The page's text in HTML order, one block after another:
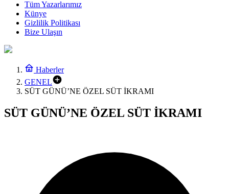
Tüm Yazarlarımız
Künye
Gizlilik Politikası
Bize Ulaşın
Haberler
GENEL
SÜT GÜNÜ’NE ÖZEL SÜT İKRAMI
SÜT GÜNÜ’NE ÖZEL SÜT İKRAMI